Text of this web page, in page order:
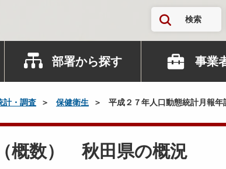
検索
部署から探す 事業
計・調査 保健衛生 平成２７年人口動態統計月報
概数） 秋田県の概況